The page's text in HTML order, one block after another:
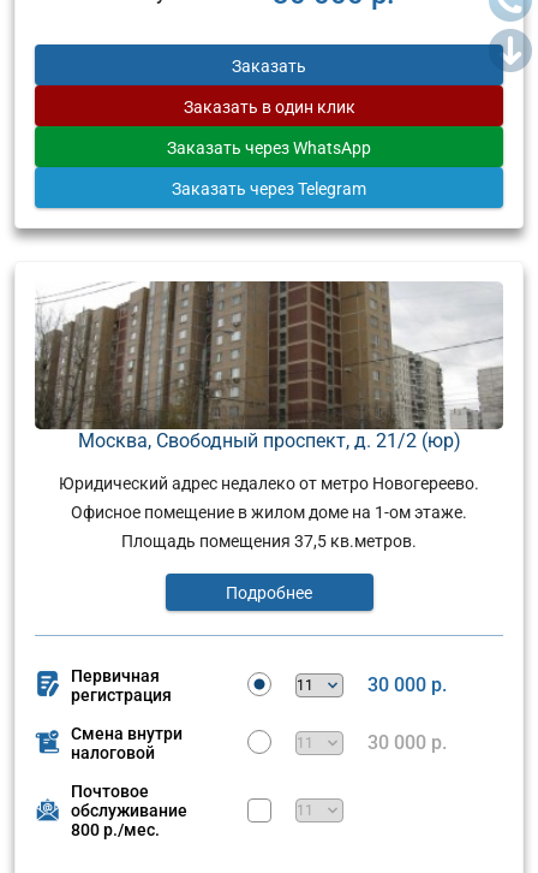
Заказать
Заказать в один клик
Заказать через WhatsApp
Заказать через Telegram
Москва, Свободный проспект, д. 21/2 (юр)
Юридический адрес недалеко от метро Новогереево.
Офисное помещение в жилом доме на 1-ом этаже.
Площадь помещения 37,5 кв.метров.
Подробнее
Первичная
регистрация
30 000 р.
Смена внутри
налоговой
30 000 р.
Почтовое
обслуживание
800 р./мес.